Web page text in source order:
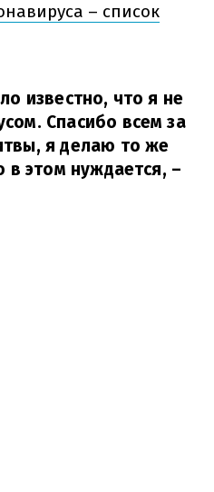
– список
известно, что я не
Спасибо всем за
я делаю то же
в этом нуждается, –